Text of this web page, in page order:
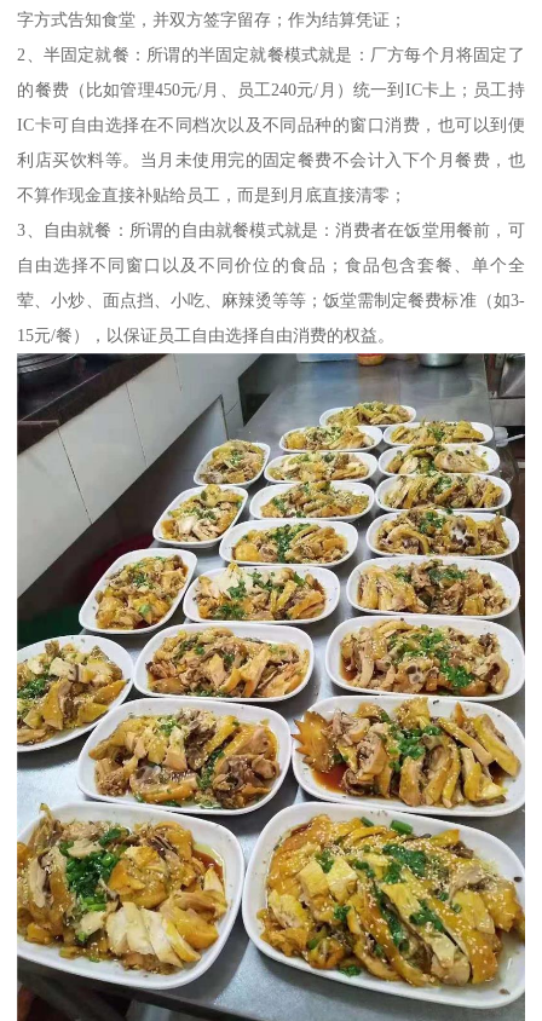
字方式告知食堂，并双方签字留存；作为结算凭证；
2、半固定就餐：所谓的半固定就餐模式就是：厂方每个月将固定了
的餐费（比如管理450元/月、员工240元/月）统一到IC卡上；员工持
IC卡可自由选择在不同档次以及不同品种的窗口消费，也可以到便
利店买饮料等。当月未使用完的固定餐费不会计入下个月餐费，也
不算作现金直接补贴给员工，而是到月底直接清零；
3、自由就餐：所谓的自由就餐模式就是：消费者在饭堂用餐前，可
自由选择不同窗口以及不同价位的食品；食品包含套餐、单个全
荤、小炒、面点挡、小吃、麻辣烫等等；饭堂需制定餐费标准（如3-
15元/餐），以保证员工自由选择自由消费的权益。